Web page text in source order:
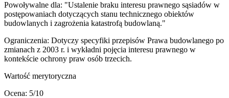
Powoływalne dla: "Ustalenie braku interesu prawnego sąsiadów w
postępowaniach dotyczących stanu technicznego obiektów
budowlanych i zagrożenia katastrofą budowlaną."
Ograniczenia: Dotyczy specyfiki przepisów Prawa budowlanego po
zmianach z 2003 r. i wykładni pojęcia interesu prawnego w
kontekście ochrony praw osób trzecich.
Wartość merytoryczna
Ocena: 5/10